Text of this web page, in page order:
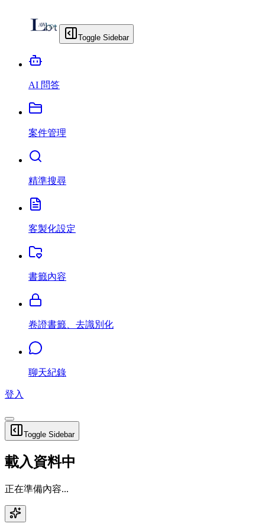
Toggle Sidebar
AI 問答
案件管理
精準搜尋
客製化設定
書籤內容
卷證書籤、去識別化
聊天紀錄
登入
Toggle Sidebar
載入資料中
正在準備內容...